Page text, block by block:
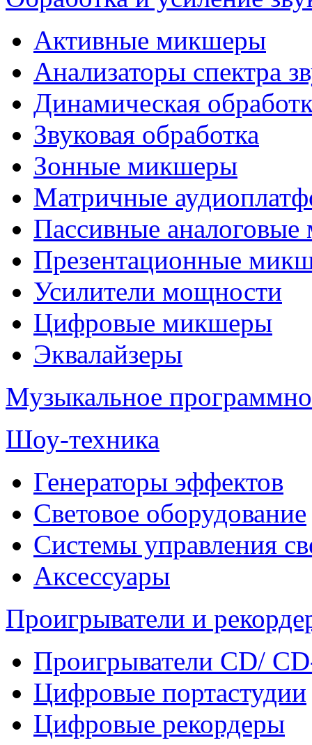
Активные микшеры
Анализаторы спектра
Динамическая
Звуковая обработка
Зонные микшеры
Матричные
Пассивные
Презентационные
Усилители мощности
Цифровые микшеры
Эквалайзеры
Музыкальное
Шоу-техника
Генераторы эффектов
Световое оборудование
Системы управления
Аксессуары
Проигрыватели и
Проигрыватели CD/
Цифровые портастудии
Цифровые рекордеры